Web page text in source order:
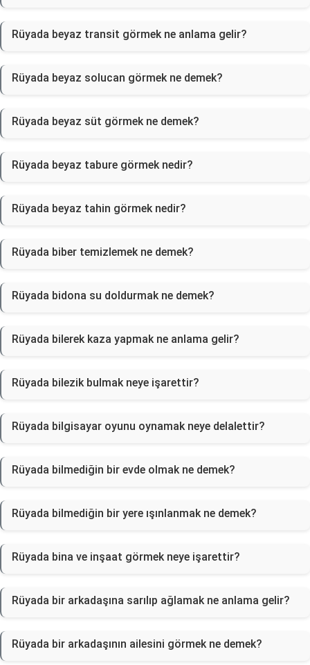
Rüyada beyaz transit görmek ne anlama gelir?
Rüyada beyaz solucan görmek ne demek?
Rüyada beyaz süt görmek ne demek?
Rüyada beyaz tabure görmek nedir?
Rüyada beyaz tahin görmek nedir?
Rüyada biber temizlemek ne demek?
Rüyada bidona su doldurmak ne demek?
Rüyada bilerek kaza yapmak ne anlama gelir?
Rüyada bilezik bulmak neye işarettir?
Rüyada bilgisayar oyunu oynamak neye delalettir?
Rüyada bilmediğin bir evde olmak ne demek?
Rüyada bilmediğin bir yere ışınlanmak ne demek?
Rüyada bina ve inşaat görmek neye işarettir?
Rüyada bir arkadaşına sarılıp ağlamak ne anlama gelir?
Rüyada bir arkadaşının ailesini görmek ne demek?